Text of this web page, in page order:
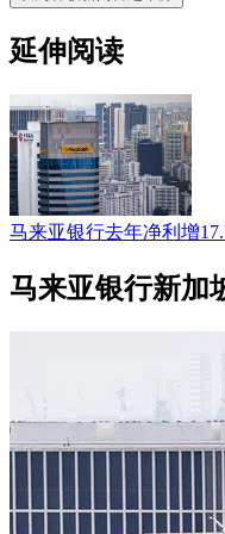
延伸阅读
马来亚银行去年净利增
马来亚银行新加